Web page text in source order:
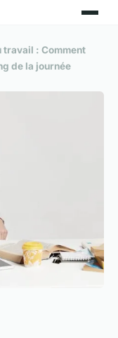
travail : Comment
de la journée